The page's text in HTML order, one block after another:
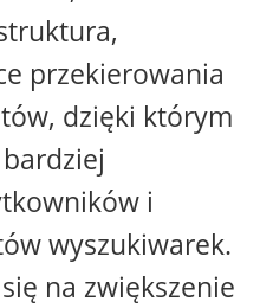
przekierowania
dzięki którym
i
wyszukiwarek.
na zwiększenie